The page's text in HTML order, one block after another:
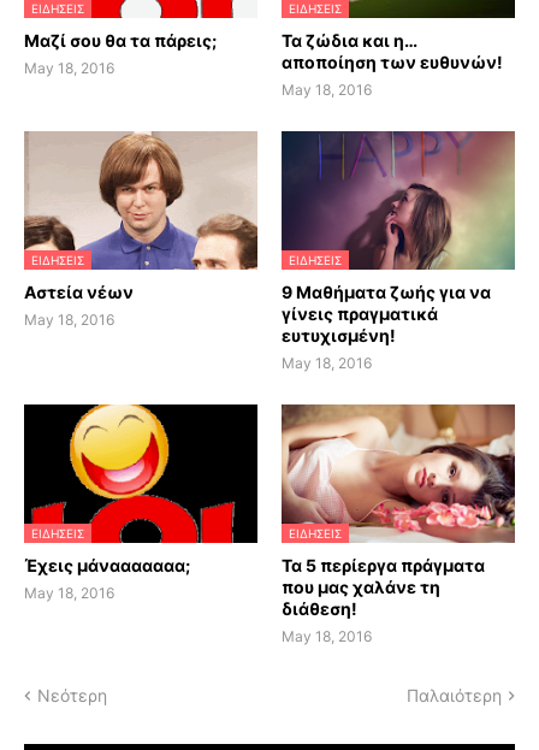
ΕΙΔΗΣΕΙΣ
Μαζί σου θα τα πάρεις;
May 18, 2016
ΕΙΔΗΣΕΙΣ
Τα ζώδια και η…
αποποίηση των ευθυνών!
May 18, 2016
ΕΙΔΗΣΕΙΣ
Αστεία νέων
May 18, 2016
ΕΙΔΗΣΕΙΣ
9 Μαθήματα ζωής για να
γίνεις πραγματικά
ευτυχισμένη!
May 18, 2016
ΕΙΔΗΣΕΙΣ
Έχεις μάνααααααα;
May 18, 2016
ΕΙΔΗΣΕΙΣ
Τα 5 περίεργα πράγματα
που μας χαλάνε τη
διάθεση!
May 18, 2016
Νεότερη Παλαιότερη